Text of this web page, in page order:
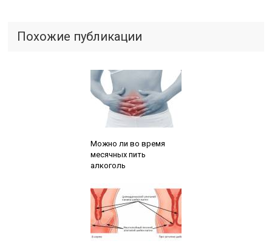
Похожие публикации
Можно ли во время
месячных пить
алкоголь